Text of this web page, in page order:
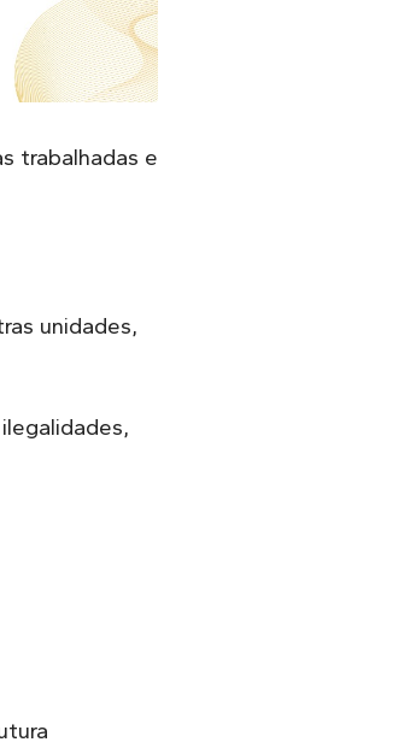
trabalhadas e
unidades,